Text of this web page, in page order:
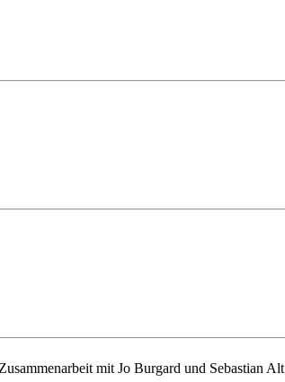
mit Jo Burgard und Sebastian Alt